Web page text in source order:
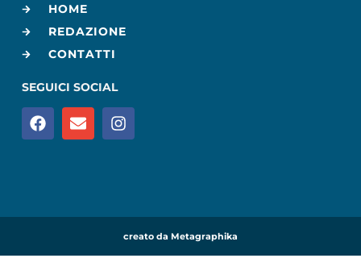
HOME
REDAZIONE
CONTATTI
SEGUICI SOCIAL
creato da Metagraphika